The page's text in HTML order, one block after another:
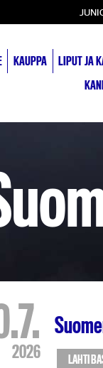
KAUPPA LIPUT JA
2026 LAHTI